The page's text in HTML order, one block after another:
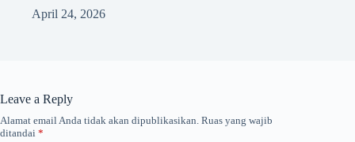
April 24, 2026
Leave a Reply
Alamat email Anda tidak akan dipublikasikan. Ruas yang wajib
ditandai *